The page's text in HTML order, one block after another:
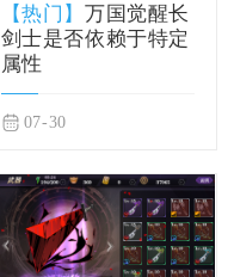
【热门】万国觉醒长
剑士是否依赖于特定
属性
07-30